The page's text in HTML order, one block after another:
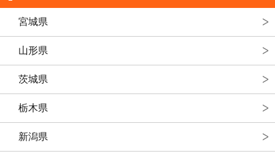
宮城県
山形県
茨城県
栃木県
新潟県